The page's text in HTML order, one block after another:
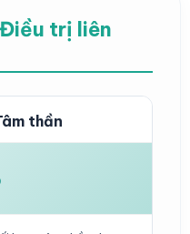
trị liên
thần